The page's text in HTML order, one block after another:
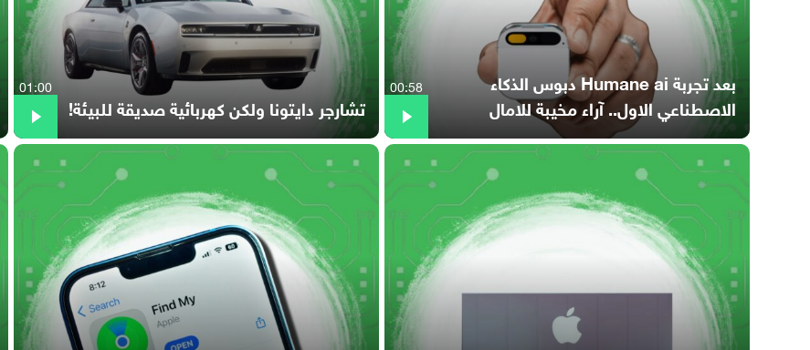
بعد تجربة Humane ai دبوس الذكاء
الاصطناعي الاول.. آراء مخيبة للامال
00:58
تشارجر دايتونا ولكن كهربائية صديقة للبيئة!
01:00